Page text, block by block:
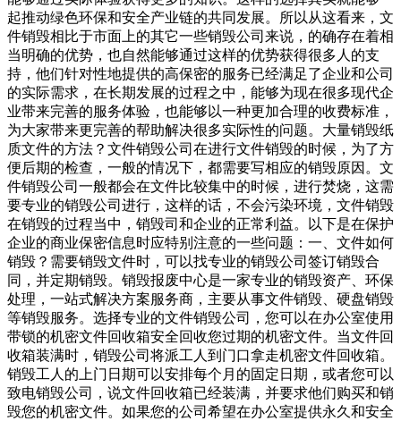
起推动绿色环保和安全产业链的共同发展。所以从这看来，文
件销毁相比于市面上的其它一些销毁公司来说，的确存在着相
当明确的优势，也自然能够通过这样的优势获得很多人的支
持，他们针对性地提供的高保密的服务已经满足了企业和公司
的实际需求，在长期发展的过程之中，能够为现在很多现代企
业带来完善的服务体验，也能够以一种更加合理的收费标准，
为大家带来更完善的帮助解决很多实际性的问题。大量销毁纸
质文件的方法？文件销毁公司在进行文件销毁的时候，为了方
便后期的检查，一般的情况下，都需要写相应的销毁原因。文
件销毁公司一般都会在文件比较集中的时候，进行焚烧，这需
要专业的销毁公司进行，这样的话，不会污染环境，文件销毁
在销毁的过程当中，销毁司和企业的正常利益。以下是在保护
企业的商业保密信息时应特别注意的一些问题：一、文件如何
销毁？需要销毁文件时，可以找专业的销毁公司签订销毁合
同，并定期销毁。销毁报废中心是一家专业的销毁资产、环保
处理，一站式解决方案服务商，主要从事文件销毁、硬盘销毁
等销毁服务。选择专业的文件销毁公司，您可以在办公室使用
带锁的机密文件回收箱安全回收您过期的机密文件。当文件回
收箱装满时，销毁公司将派工人到门口拿走机密文件回收箱。
销毁工人的上门日期可以安排每个月的固定日期，或者您可以
致电销毁公司，说文件回收箱已经装满，并要求他们购买和销
毁您的机密文件。如果您的公司希望在办公室提供永久和安全